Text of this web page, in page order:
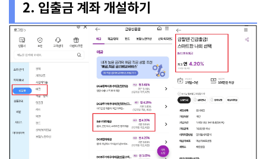
2. 입출금 계좌 개설하기